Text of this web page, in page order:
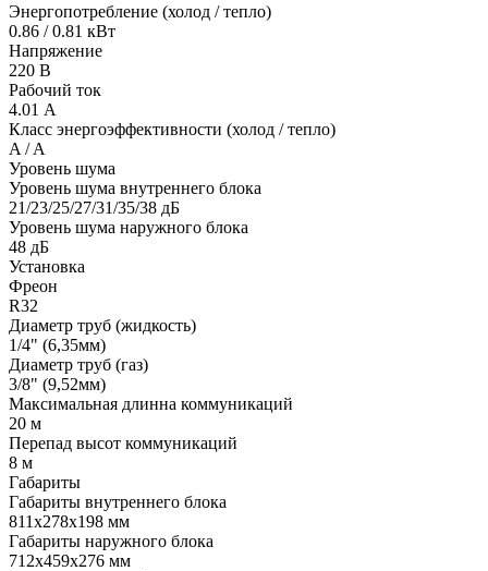
Энергопотребление (холод / тепло)
0.86 / 0.81 кВт
Напряжение
220 В
Рабочий ток
4.01 А
Класс энергоэффективности (холод / тепло)
A / A
Уровень шума
Уровень шума внутреннего блока
21/23/25/27/31/35/38 дБ
Уровень шума наружного блока
48 дБ
Установка
Фреон
R32
Диаметр труб (жидкость)
1/4" (6,35мм)
Диаметр труб (газ)
3/8" (9,52мм)
Максимальная длинна коммуникаций
20 м
Перепад высот коммуникаций
8 м
Габариты
Габариты внутреннего блока
811x278x198 мм
Габариты наружного блока
712x459x276 мм